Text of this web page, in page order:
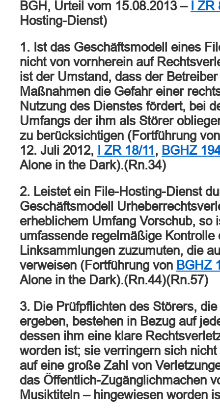
BGH, Urteil vom 15.08.2013 –
I
Hosting-Dienst)
1. Ist das Geschäftsmodell eines
nicht von vornherein auf
ist der Umstand, dass der
Maßnahmen die Gefahr einer
Nutzung des Dienstes fördert, bei
Umfangs der ihm als Störer
zu berücksichtigen (Fortführung
12. Juli 2012,
I ZR 18/11 , BGHZ
Alone in the Dark).(Rn.34)
2. Leistet ein File-Hosting-Dienst
Geschäftsmodell
erheblichem Umfang Vorschub, so
umfassende regelmäßige Kontrolle
Linksammlungen zuzumuten, die
verweisen (Fortführung von BGHZ
Alone in the Dark).(Rn.44)(Rn.57)
3. Die Prüfpflichten des Störers,
ergeben, bestehen in Bezug auf
dessen ihm eine klare
worden ist; sie verringern sich
auf eine große Zahl von
das Öffentlich-Zugänglichmachen
Musiktiteln – hingewiesen worden